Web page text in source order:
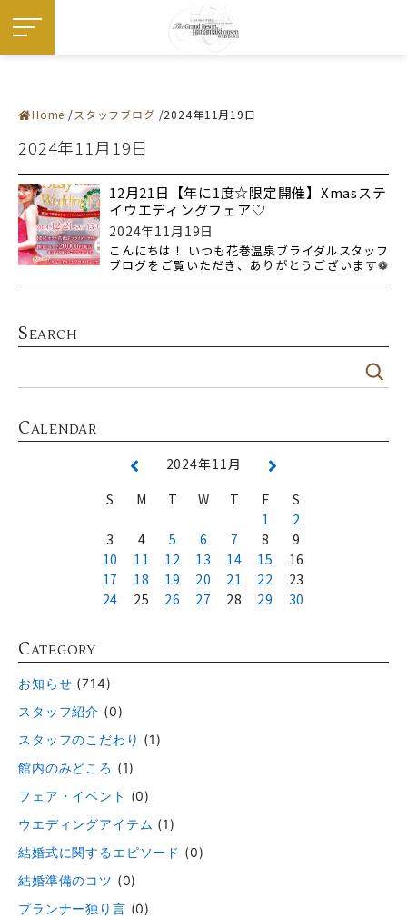
施設紹介
― 宴会会場
お料理
ドレス・和装
フェア
プラン
お知らせ・イベント
ウエディングレポート
ステイウエディング
フォトギャラリー
佳松園でのご婚礼
はじめての方へ
資料請求
アクセス
Home スタッフブログ 2024年11月19日
2024年11月19日
12月21日【年に1度☆限定開催】Xmasステ
イウエディングフェア♡
2024年11月19日
こんにちは！ いつも花巻温泉ブライダルスタッフ
ブログをご覧いただき、ありがとうございます❁
来月12
SEARCH
CALENDAR
2024年11月
S
M T W T F
S
1
2
3
4 5 6 7 8
9
10
11 12 13 14 15
16
17
18 19 20 21 22
23
24
25 26 27 28 29 30
CATEGORY
お知らせ (714)
スタッフ紹介 (0)
スタッフのこだわり (1)
館内のみどころ (1)
フェア・イベント (0)
ウエディングアイテム (1)
結婚式に関するエピソード (0)
結婚準備のコツ (0)
プランナー独り言 (0)